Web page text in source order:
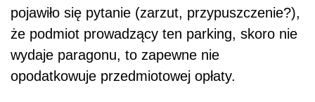
pojawiło się pytanie (zarzut, przypuszczenie?),
że podmiot prowadzący ten parking, skoro nie
wydaje paragonu, to zapewne nie
opodatkowuje przedmiotowej opłaty.